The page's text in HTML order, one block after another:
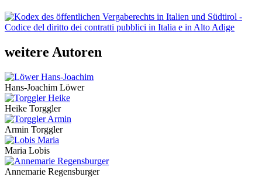
weitere Autoren
Hans-Joachim Löwer
Heike Torggler
Armin Torggler
Maria Lobis
Annemarie Regensburger